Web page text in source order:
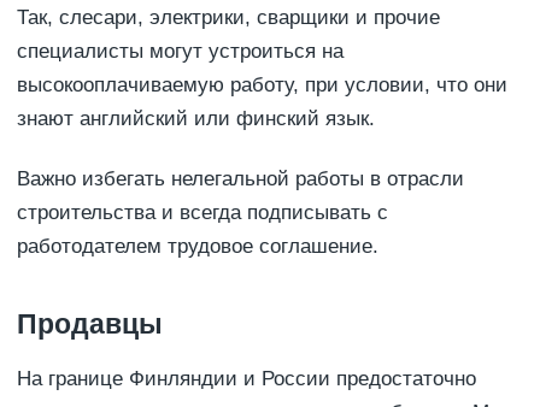
Так, слесари, электрики, сварщики и прочие
специалисты могут устроиться на
высокооплачиваемую работу, при условии, что они
знают английский или финский язык.
Важно избегать нелегальной работы в отрасли
строительства и всегда подписывать с
работодателем трудовое соглашение.
Продавцы
На границе Финляндии и России предостаточно